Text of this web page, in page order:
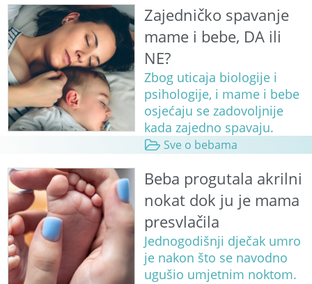
Zajedničko spavanje
mame i bebe, DA ili
NE?
Zbog uticaja biologije i
psihologije, i mame i bebe
osjećaju se zadovoljnije
kada zajedno spavaju.
Sve o bebama
Beba progutala akrilni
nokat dok ju je mama
presvlačila
Jednogodišnji dječak umro
je nakon što se navodno
ugušio umjetnim noktom.